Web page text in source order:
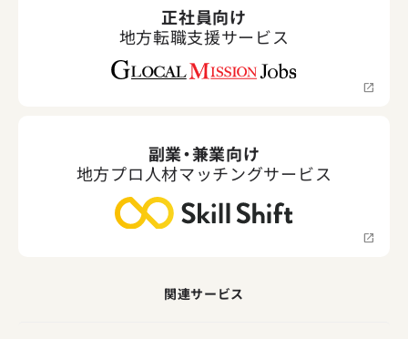
正社員向け
地方転職支援サービス
副業・兼業向け
地方プロ人材マッチングサービス
関連サービス